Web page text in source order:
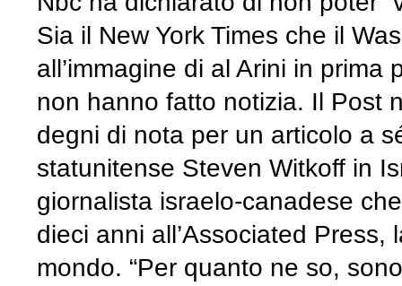
Sia il New York Times che il
all’immagine di al Arini in
non hanno fatto notizia. Il Post
degni di nota per un articolo a
statunitense Steven Witkoff in
giornalista israelo-canadese
dieci anni all’Associated
mondo. “Per quanto ne so,